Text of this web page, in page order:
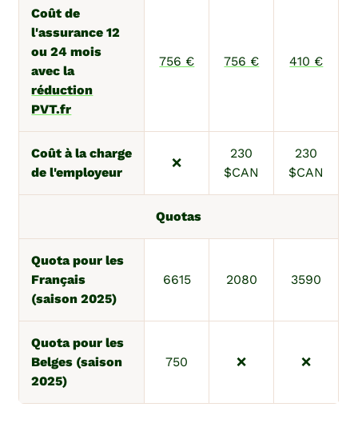
Coût de
l'assurance 12
ou 24 mois
avec la
réduction
PVT.fr
756 € 756 € 410 €
Coût à la charge
de l'employeur
❌
230
$CAN
230
$CAN
Quotas
Quota pour les
Français
(saison 2025)
6615 2080 3590
Quota pour les
Belges (saison
2025)
750 ❌ ❌